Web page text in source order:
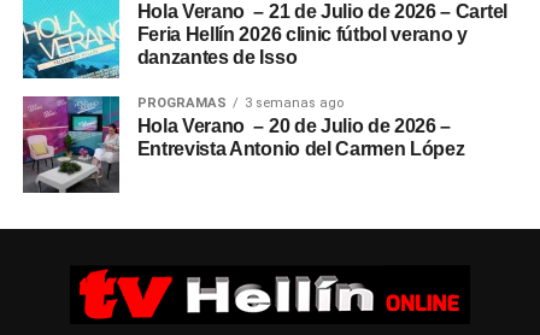
Hola Verano – 21 de Julio de 2026 – Cartel
Feria Hellín 2026 clinic fútbol verano y
danzantes de Isso
PROGRAMAS 3 semanas ago
Hola Verano – 20 de Julio de 2026 –
Entrevista Antonio del Carmen López